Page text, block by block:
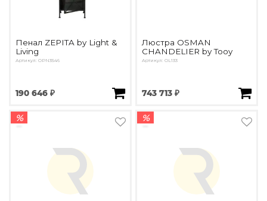
Пенал ZEPITA by Light &
Living
Артикул: OPN3546
190 646 ₽
Люстра OSMAN
CHANDELIER by Tooy
Артикул: OL133
743 713 ₽
% %